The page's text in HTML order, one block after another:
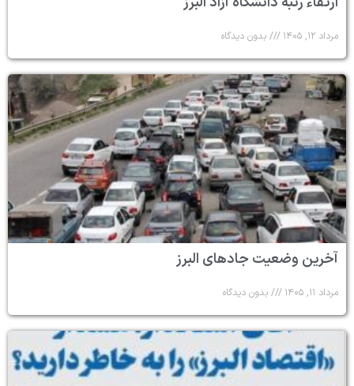
مرداد ۱۲, ۱۴۰۵ بدون دیدگاه
آخرین وضعیت جادهای البرز
مرداد ۱۱, ۱۴۰۵ بدون دیدگاه